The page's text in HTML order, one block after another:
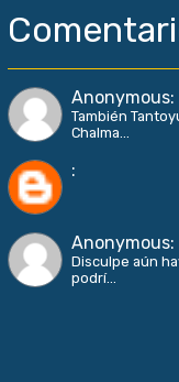
Anonymous:
También
Chalma...
:
Anonymous:
Disculpe aún
podrí...